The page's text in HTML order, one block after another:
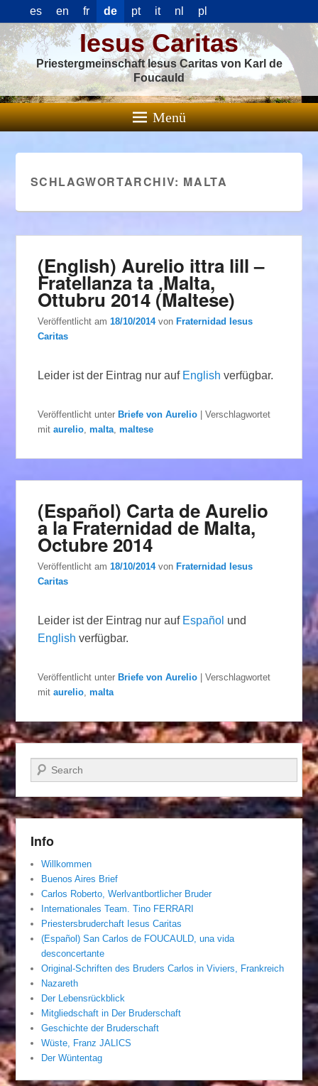
es en fr de pt it nl pl
Iesus Caritas
Priestergmeinschaft Iesus Caritas von Karl de
Foucauld
Menü
SCHLAGWORTARCHIV: MALTA
(English) Aurelio ittra lill –
Fratellanza ta ‚Malta,
Ottubru 2014 (Maltese)
Veröffentlicht am18/10/2014 von Fraternidad Iesus
Caritas
Leider ist der Eintrag nur auf English verfügbar.
Veröffentlicht unter Briefe von Aurelio |Verschlagwortet
mit aurelio ,malta ,maltese
(Español) Carta de Aurelio
a la Fraternidad de Malta,
Octubre 2014
Veröffentlicht am18/10/2014 vonFraternidad Iesus
Caritas
Leider ist der Eintrag nur auf Español und
English verfügbar.
Veröffentlicht unter Briefe von Aurelio |Verschlagwortet
mit aurelio ,malta
Suchen
Info
Willkommen
Buenos Aires Brief
Carlos Roberto, Werlvantbortlicher Bruder
Internationales Team. Tino FERRARI
Priestersbruderchaft Iesus Caritas
(Español) San Carlos de FOUCAULD, una vida
desconcertante
Original-Schriften des Bruders Carlos in Viviers, Frankreich
Nazareth
Der Lebensrückblick
Mitgliedschaft in Der Bruderschaft
Geschichte der Bruderschaft
Wüste, Franz JALICS
Der Wüntentag